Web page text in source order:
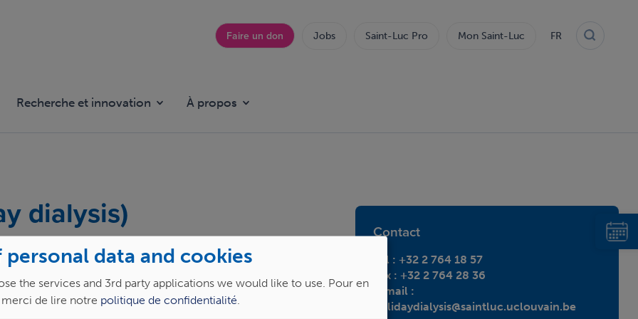
TopFaire un don Jobs Saint-Luc Pro Mon Saint-Luc FR
Recherche et innovation À propos
dialysis)
et reçoit chaque année des visiteurs pour des raisons
— pour des vacances, une visite familiale ou un
universitaires Saint-Luc peut organiser la
Contact
Tél : +32 2 764 18 57
Fax : +32 2 764 28 36
e-mail :
holidaydialysis@saintluc.uclouvain.be
personal data and cookies
the services and 3rd party applications we would like to use. Pour en
merci de lire notre politique de confidentialité.